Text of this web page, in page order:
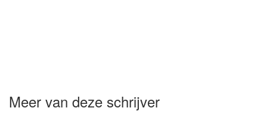
Meer van deze schrijver